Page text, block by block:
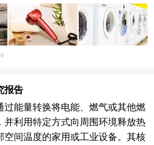
从规模扩张向质量效益转型的深度
已形成珠三角、长三角、胶东半
西部五大产业集群，但区域间同质
与低水平产能过剩问题依然突
方案成为新增长极，但国内品牌
设计能力不足与供应链响应效率低
力提升；政策端，政府战略管理从
准引领与生态营造，智能家电以旧
报告
过能量转换将电能、燃气或其他燃
并利用特定方式向周围环境释放热
空间温度的家用或工业设备。其核